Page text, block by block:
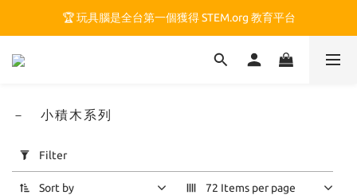
🏆 玩具腦是全台第一個獲得 STEM.org 教育平台
🏆 玩具腦是全台第一個獲得 STEM.org 教育平台
🍎 玩具腦最特別的 VIP 制度 👉
Filter
(0/20)
－ 小積木系列
Filter
Sort by 72 Items per page